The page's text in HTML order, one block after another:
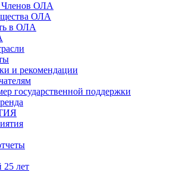
ОЛА
ОЛА
в ОЛА
и рекомендации
государственной поддержки
лет